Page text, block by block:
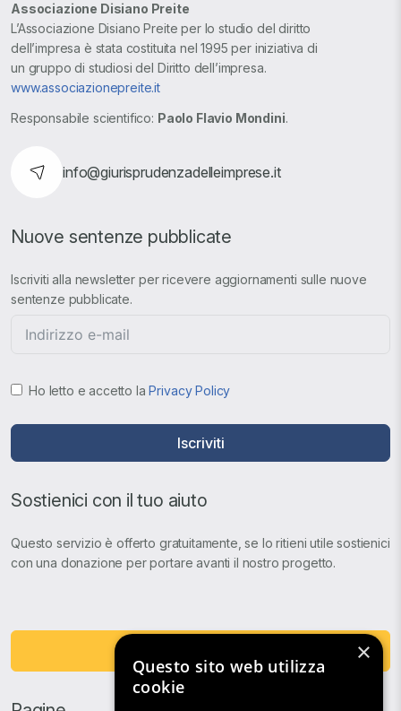
Associazione Disiano Preite
L’Associazione Disiano Preite per lo studio del diritto
dell’impresa è stata costituita nel 1995 per iniziativa di
un gruppo di studiosi del Diritto dell’impresa.
www.associazionepreite.it
Responsabile scientifico: Paolo Flavio Mondini.
info@giurisprudenzadelleimprese.it
Nuove sentenze pubblicate
Iscriviti alla newsletter per ricevere aggiornamenti sulle nuove
sentenze pubblicate.
Ho letto e accetto laPrivacy Policy
Iscriviti
Sostienici con il tuo aiuto
Questo servizio è offerto gratuitamente, se lo ritieni utile sostienici
con una donazione per portare avanti il nostro progetto.
×
Questo sito web utilizza
cookie